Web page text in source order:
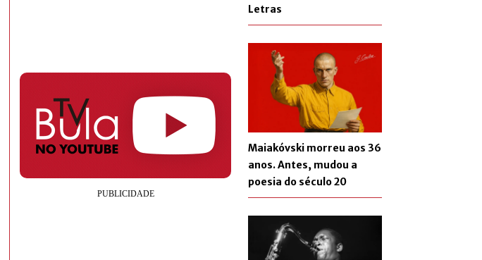
Letras
Maiakóvski morreu aos 36
anos. Antes, mudou a
poesia do século 20